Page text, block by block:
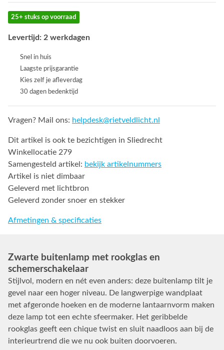
25+ stuks op voorraad
Levertijd: 2 werkdagen
Snel in huis
Laagste prijsgarantie
Kies zelf je afleverdag
30 dagen bedenktijd
Vragen? Mail ons: helpdesk@rietveldlicht.nl
Dit artikel is ook te bezichtigen in Sliedrecht
Winkellocatie 279
Samengesteld artikel: bekijk artikelnummers
Artikel is niet dimbaar
Geleverd met lichtbron
Geleverd zonder snoer en stekker
Afmetingen & specificaties
Zwarte buitenlamp met rookglas en
schemerschakelaar
Stijlvol, modern en nét even anders: deze buitenlamp tilt je
gevel naar een hoger niveau. De langwerpige wandplaat
met afgeronde hoeken en de moderne lantaarnvorm maken
deze lamp tot een echte sfeermaker. Het geribbelde
rookglas geeft een chique twist en sluit naadloos aan bij de
interieurtrend die we nu ook buiten doorvoeren.